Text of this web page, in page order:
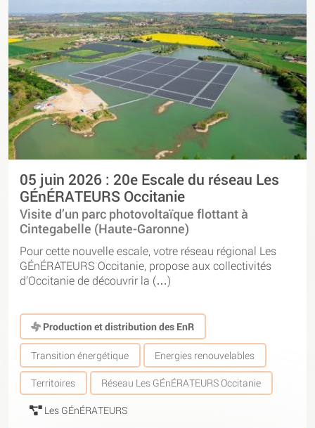
05 juin 2026 : 20e Escale du réseau Les
GÉnÉRATEURS Occitanie
Visite d’un parc photovoltaïque flottant à
Cintegabelle (Haute-Garonne)
Pour cette nouvelle escale, votre réseau régional Les
GÉnÉRATEURS Occitanie, propose aux collectivités
d’Occitanie de découvrir la (…)
Production et distribution des EnR
Transition énergétique Energies renouvelables
Territoires Réseau Les GÉnÉRATEURS Occitanie
Les GÉnÉRATEURS